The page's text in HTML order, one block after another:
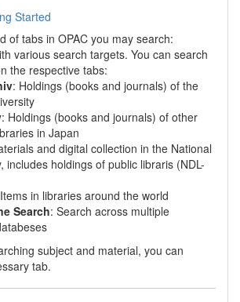
Started
of tabs in OPAC you may search:
various search targets. You can search
the respective tabs:
: Holdings (books and journals) of the
: Holdings (books and journals) of other
in Japan
and digital collection in the National
includes holdings of public libraris (NDL-
in libraries around the world
Search: Search across multiple
subject and material, you can
tab.